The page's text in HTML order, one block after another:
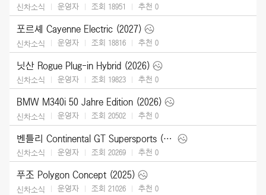
신차소식 운영자 조회 18951 추천 0
포르셰 Cayenne Electric (2027)
신차소식 운영자 조회 18816 추천 0
닛산 Rogue Plug-in Hybrid (2026)
신차소식 운영자 조회 19823 추천 0
BMW M340i 50 Jahre Edition (2026)
신차소식 운영자 조회 20502 추천 0
벤틀리 Continental GT Supersports (2027)
신차소식 운영자 조회 20269 추천 0
푸조 Polygon Concept (2025)
신차소식 운영자 조회 21026 추천 0